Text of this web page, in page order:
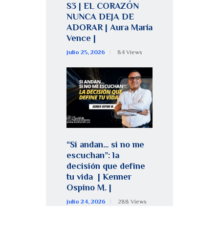
S3 | EL CORAZÓN
NUNCA DEJA DE
ADORAR | Aura María
Vence |
julio 25, 2026 84 Views
“Si andan… si no me
escuchan”: la
decisión que define
tu vida | Kenner
Ospino M. |
julio 24, 2026 288 Views